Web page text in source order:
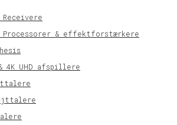
Receivere
Processorer & effektforstærkere
4K UHD afspillere